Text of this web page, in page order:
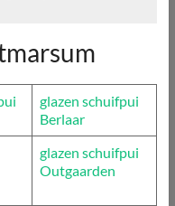
glazen schuifpui
Berlaar
glazen schuifpui
Outgaarden